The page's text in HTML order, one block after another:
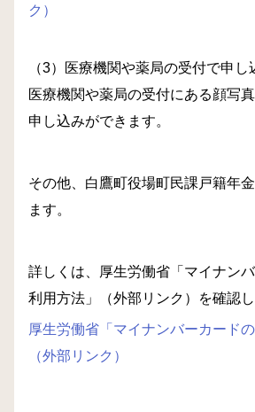
ク）
（3）医療機関や薬局の受付で申し
医療機関や薬局の受付にある顔写
申し込みができます。
その他、白鷹町役場町民課戸籍年
ます。
詳しくは、厚生労働省「マイナン
利用方法」（外部リンク）を確認し
厚生労働省「マイナンバーカード
（外部リンク）